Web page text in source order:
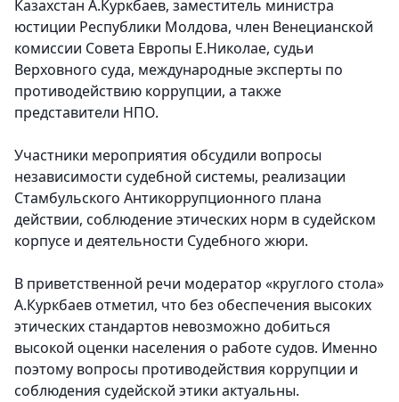
Казахстан А.Куркбаев, заместитель министра
юстиции Республики Молдова, член Венецианской
комиссии Совета Европы Е.Николае, судьи
Верховного суда, международные эксперты по
противодействию коррупции, а также
представители НПО.
Участники мероприятия обсудили вопросы
независимости судебной системы, реализации
Стамбульского Антикоррупционного плана
действии, соблюдение этических норм в судейском
корпусе и деятельности Судебного жюри.
В приветственной речи модератор «круглого стола»
А.Куркбаев отметил, что без обеспечения высоких
этических стандартов невозможно добиться
высокой оценки населения о работе судов. Именно
поэтому вопросы противодействия коррупции и
соблюдения судейской этики актуальны.